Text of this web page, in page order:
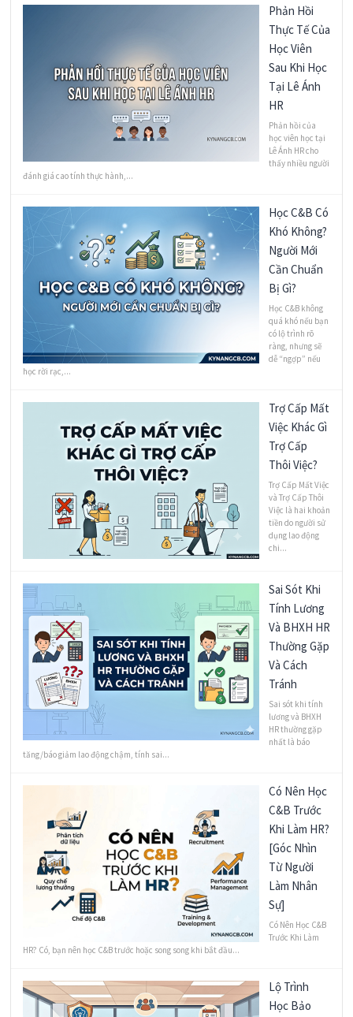
Phản Hồi
Thực Tế Của
Học Viên
Sau Khi Học
Tại Lê Ánh
HR
Phản hồi của
học viên học tại
Lê Ánh HR cho
thấy nhiều người
đánh giá cao tính thực hành,...
Học C&B Có
Khó Không?
Người Mới
Cần Chuẩn
Bị Gì?
Học C&B không
quá khó nếu bạn
có lộ trình rõ
ràng, nhưng sẽ
dễ “ngợp” nếu
học rời rạc,...
Trợ Cấp Mất
Việc Khác Gì
Trợ Cấp
Thôi Việc?
Trợ Cấp Mất Việc
và Trợ Cấp Thôi
Việc là hai khoản
tiền do người sử
dụng lao động
chi...
Sai Sót Khi
Tính Lương
Và BHXH HR
Thường Gặp
Và Cách
Tránh
Sai sót khi tính
lương và BHXH
HR thường gặp
nhất là báo
tăng/báo giảm lao động chậm, tính sai...
Có Nên Học
C&B Trước
Khi Làm HR?
[Góc Nhìn
Từ Người
Làm Nhân
Sự]
Có Nên Học C&B
Trước Khi Làm
HR? Có, bạn nên học C&B trước hoặc song song khi bắt đầu...
Lộ Trình
Học Bảo